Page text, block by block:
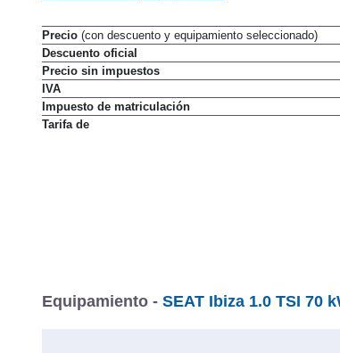
Precio (con descuento y equipamiento seleccionado)
Descuento oficial
Precio sin impuestos
IVA
Impuesto de matriculación
Tarifa de
Equipamiento - SEAT Ibiza 1.0 TSI 70